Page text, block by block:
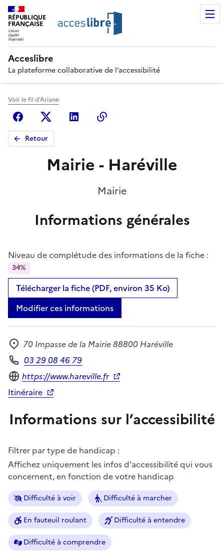
RÉPUBLIQUE
FRANÇAISE
Acceslibre
La plateforme collaborative de l’accessibilité
Voir le fil d'Ariane
FacebookX (anciennement Twitter)
Linkedin
Retour
Mairie - Haréville
Mairie
Informations générales
Niveau de complétude des informations de la fiche :
34%
Télécharger la fiche (PDF, environ 35 Ko)
Modifier ces informations
Adresse
70 Impasse de la Mairie 88800 Haréville
Téléphone
03 29 08 46 79
Site internet
https://www.hareville.fr
Itinéraire
Informations sur l’accessibilité
Filtrer par type de handicap :
Affichez uniquement les infos d'accessibilité qui vous
concernent, en fonction de votre handicap
Difficulté à voir Difficulté à marcher
En fauteuil roulant Difficulté à entendre
Difficulté à comprendre